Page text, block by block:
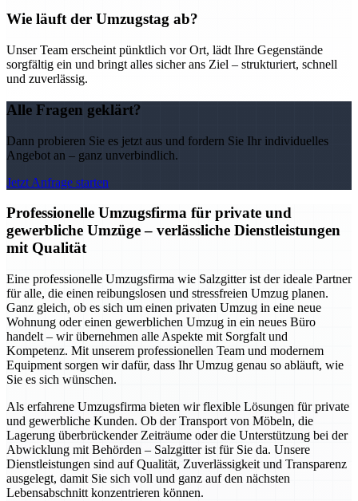
Wie läuft der Umzugstag ab?
Unser Team erscheint pünktlich vor Ort, lädt Ihre Gegenstände
sorgfältig ein und bringt alles sicher ans Ziel – strukturiert, schnell
und zuverlässig.
Alle Fragen geklärt?
Dann probieren Sie es jetzt aus und fordern Sie Ihr individuelles
Angebot an – ganz unverbindlich.
Jetzt Anfrage starten
Professionelle Umzugsfirma für private und
gewerbliche Umzüge – verlässliche Dienstleistungen
mit Qualität
Eine professionelle Umzugsfirma wie Salzgitter ist der ideale Partner
für alle, die einen reibungslosen und stressfreien Umzug planen.
Ganz gleich, ob es sich um einen privaten Umzug in eine neue
Wohnung oder einen gewerblichen Umzug in ein neues Büro
handelt – wir übernehmen alle Aspekte mit Sorgfalt und
Kompetenz. Mit unserem professionellen Team und modernem
Equipment sorgen wir dafür, dass Ihr Umzug genau so abläuft, wie
Sie es sich wünschen.
Als erfahrene Umzugsfirma bieten wir flexible Lösungen für private
und gewerbliche Kunden. Ob der Transport von Möbeln, die
Lagerung überbrückender Zeiträume oder die Unterstützung bei der
Abwicklung mit Behörden – Salzgitter ist für Sie da. Unsere
Dienstleistungen sind auf Qualität, Zuverlässigkeit und Transparenz
ausgelegt, damit Sie sich voll und ganz auf den nächsten
Lebensabschnitt konzentrieren können.